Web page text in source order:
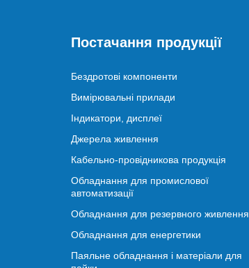
Постачання продукції
Бездротові компоненти
Вимірювальні прилади
Індикатори, дисплеї
Джерела живлення
Кабельно-провідникова продукція
Обладнання для промислової
автоматизації
Обладнання для резервного живлення
Обладнання для енергетики
Паяльне обладнання і матеріали для